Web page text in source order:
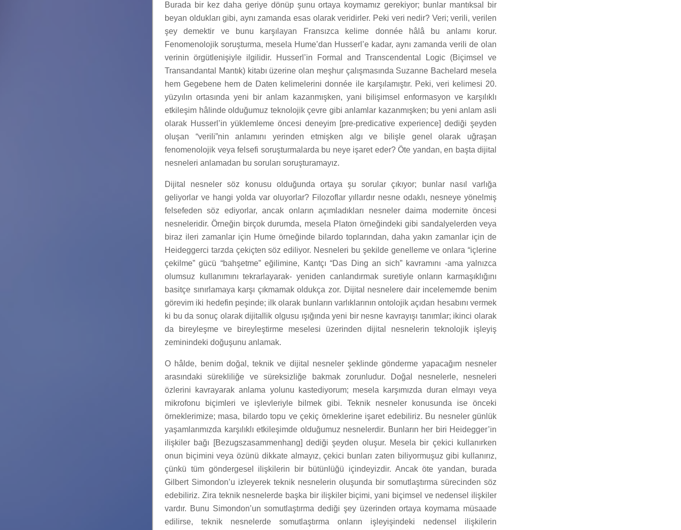
Burada bir kez daha geriye dönüp şunu ortaya koymamız gerekiyor; bunlar mantıksal bir
beyan oldukları gibi, aynı zamanda esas olarak veridirler. Peki veri nedir? Veri; verili, verilen
şey demektir ve bunu karşılayan Fransızca kelime donnée hâlâ bu anlamı korur.
Fenomenolojik soruşturma, mesela Hume’dan Husserl’e kadar, aynı zamanda verili de olan
verinin örgütlenişiyle ilgilidir. Husserl’in Formal and Transcendental Logic (Biçimsel ve
Transandantal Mantık) kitabı üzerine olan meşhur çalışmasında Suzanne Bachelard mesela
hem Gegebene hem de Daten kelimelerini donnée ile karşılamıştır. Peki, veri kelimesi 20.
yüzyılın ortasında yeni bir anlam kazanmışken, yani bilişimsel enformasyon ve karşılıklı
etkileşim hâlinde olduğumuz teknolojik çevre gibi anlamlar kazanmışken; bu yeni anlam asli
olarak Husserl’in yüklemleme öncesi deneyim [pre-predicative experience] dediği şeyden
oluşan “verili”nin anlamını yerinden etmişken algı ve bilişle genel olarak uğraşan
fenomenolojik veya felsefi soruşturmalarda bu neye işaret eder? Öte yandan, en başta dijital
nesneleri anlamadan bu soruları soruşturamayız.
Dijital nesneler söz konusu olduğunda ortaya şu sorular çıkıyor; bunlar nasıl varlığa
geliyorlar ve hangi yolda var oluyorlar? Filozoflar yıllardır nesne odaklı, nesneye yönelmiş
felsefeden söz ediyorlar, ancak onların açımladıkları nesneler daima modernite öncesi
nesneleridir. Örneğin birçok durumda, mesela Platon örneğindeki gibi sandalyelerden veya
biraz ileri zamanlar için Hume örneğinde bilardo toplarından, daha yakın zamanlar için de
Heideggerci tarzda çekiçten söz ediliyor. Nesneleri bu şekilde genelleme ve onlara “içlerine
çekilme” gücü “bahşetme” eğilimine, Kantçı “Das Ding an sich” kavramını -ama yalnızca
olumsuz kullanımını tekrarlayarak- yeniden canlandırmak suretiyle onların karmaşıklığını
basitçe sınırlamaya karşı çıkmamak oldukça zor. Dijital nesnelere dair incelememde benim
görevim iki hedefin peşinde; ilk olarak bunların varlıklarının ontolojik açıdan hesabını vermek
ki bu da sonuç olarak dijitallik olgusu ışığında yeni bir nesne kavrayışı tanımlar; ikinci olarak
da bireyleşme ve bireyleştirme meselesi üzerinden dijital nesnelerin teknolojik işleyiş
zeminindeki doğuşunu anlamak.
O hâlde, benim doğal, teknik ve dijital nesneler şeklinde gönderme yapacağım nesneler
arasındaki sürekliliğe ve süreksizliğe bakmak zorunludur. Doğal nesnelerle, nesneleri
özlerini kavrayarak anlama yolunu kastediyorum; mesela karşımızda duran elmayı veya
mikrofonu biçimleri ve işlevleriyle bilmek gibi. Teknik nesneler konusunda ise önceki
örneklerimize; masa, bilardo topu ve çekiç örneklerine işaret edebiliriz. Bu nesneler günlük
yaşamlarımızda karşılıklı etkileşimde olduğumuz nesnelerdir. Bunların her biri Heidegger’in
ilişkiler bağı [Bezugszasammenhang] dediği şeyden oluşur. Mesela bir çekici kullanırken
onun biçimini veya özünü dikkate almayız, çekici bunları zaten biliyormuşuz gibi kullanırız,
çünkü tüm göndergesel ilişkilerin bir bütünlüğü içindeyizdir. Ancak öte yandan, burada
Gilbert Simondon’u izleyerek teknik nesnelerin oluşunda bir somutlaştırma sürecinden söz
edebiliriz. Zira teknik nesnelerde başka bir ilişkiler biçimi, yani biçimsel ve nedensel ilişkiler
vardır. Bunu Simondon’un somutlaştırma dediği şey üzerinden ortaya koymama müsaade
edilirse, teknik nesnelerde somutlaştırma onların işleyişindeki nedensel ilişkilerin